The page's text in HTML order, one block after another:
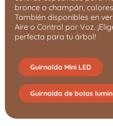
bronce o champán,
También disponibles en
Aire o Control por Voz.
perfecta para tu árbol!
Guirnalda Mini LED
Guirnalda de bolas